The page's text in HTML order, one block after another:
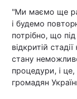
"Ми маємо ще
і будемо
потрібно, що
відкритій
стану
процедури, і
громадян